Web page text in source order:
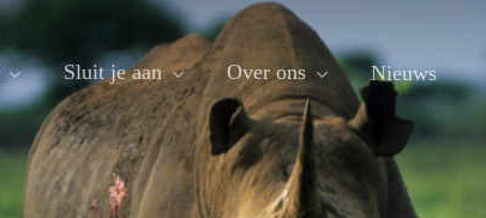
Sluit je aan Over ons Nieuws